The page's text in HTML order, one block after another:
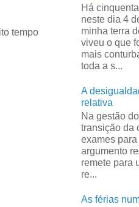
tempo
Há
neste dia 4
minha terra
viveu o que
mais
toda a s...
A
relativa
Na gestão
transição da
exames
argumento
remete para
re...
As férias